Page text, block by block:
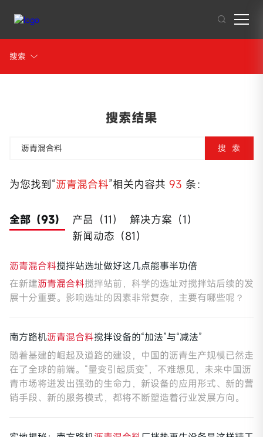
搜索
搜索结果
为您找到“沥青混合料”相关内容共 93 条：
全部（93） 产品（11）
解决方案（1）
新闻动态（81）
沥青混合料搅拌站选址做好这几点能事半功倍
在新建沥青混合料搅拌站前，科学的选址对搅拌站后续的发
展十分重要。影响选址的因素非常复杂，主要有哪些呢？
南方路机沥青混合料搅拌设备的“加法”与“减法”
随着基建的崛起及道路的建设，中国的沥青生产规模已然走
在了全球的前端。“量变引起质变”，不难想见，未来中国沥
青市场将迸发出强劲的生命力，新设备的应用形式、新的营
销手段、新的服务模式，都将不断塑造着行业发展方向。